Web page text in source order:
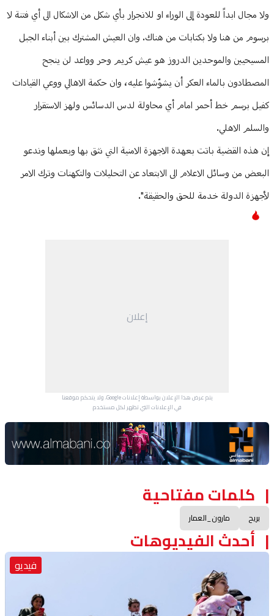
ولا مجال ابداً للعودة إلى الوراء او للانجرار بأي شكل من الاشكال الى أي فتنة لا
برسوم من هنا ولا بكتابات من هناك. وان العيش المشترك بين أبناء الجبل
المسيحيين والموحدين الدروز هو عيش كريم وحر وواعد لن ينجح
المصطادون بالماء العكر أن يشوّشوا عليه، وان حكمة الاهالي ووعي القيادات
كفيل برسم خط أحمر امام أي محاولة لدس الدسائس ولهز الاستقرار
والسلم الاهلي.
إن هذه القضية باتت بعهدة الاجهزة الامنية التي نثق بها وبعملها وندعو
البعض من وسائل الاعلام الى الابتعاد عن التحليلات والتكهنات وترك الامر
لأجهزة الدولة خدمة للحق والحقيقة".
إعلان
يتم عرض هذا الإعلان بواسطة إعلانات Google، ولا يتحكم موقعنا
في الإعلانات التي تظهر لكل مستخدم.
Advertisement Section
كلمات مفتاحية
بريح مارون_العمار
أحدث الفيديوهات
فيديو